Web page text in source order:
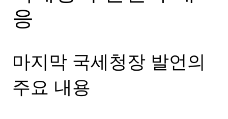
응
마지막 국세청장 발언의
주요 내용